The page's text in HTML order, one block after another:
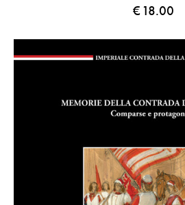
€18.00